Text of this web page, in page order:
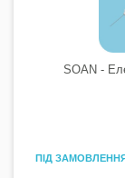
SOAN -
ПІД ЗАМОВЛЕННЯ